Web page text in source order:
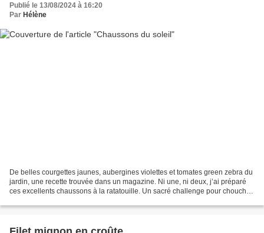
Publié le 13/08/2024 à 16:20
Par Hélène
De belles courgettes jaunes, aubergines violettes et tomates green zebra du
jardin, une recette trouvée dans un magazine. Ni une, ni deux, j’ai préparé
ces excellents chaussons à la ratatouille. Un sacré challenge pour chouchou